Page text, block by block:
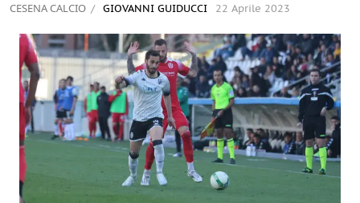
CESENA CALCIO GIOVANNI GUIDUCCI 22 Aprile 2023